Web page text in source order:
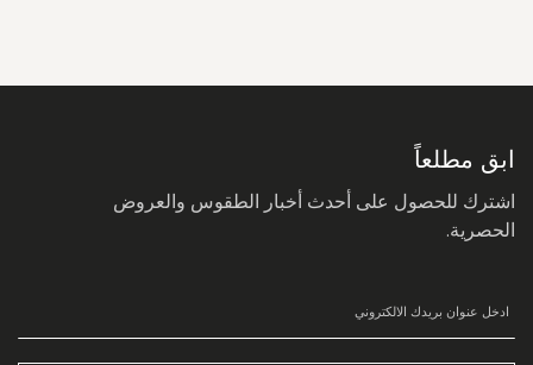
ابق مطلعاً
اشترك للحصول على أحدث أخبار الطقوس والعروض
الحصرية.